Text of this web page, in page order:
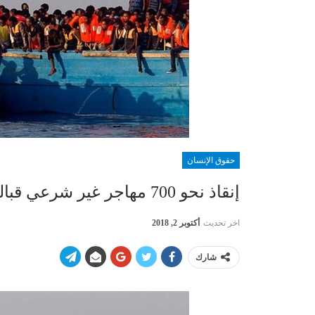
حقوق الإنسان
إنقاذ نحو 700 مهاجر غير شرعي قبالة إسبانيا خلال يومين
اخر تحديث أكتوبر 2, 2018
شارك